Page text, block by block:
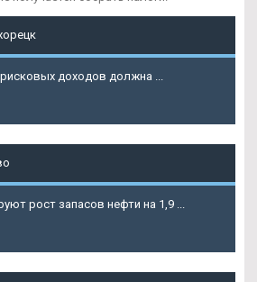
доходов должна ...
рост запасов нефти на 1,9 ...